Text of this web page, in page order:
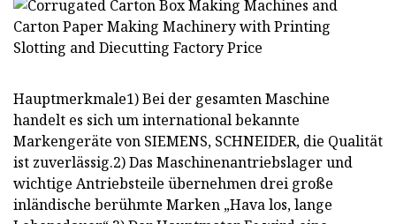
Hauptmerkmale1) Bei der gesamten Maschine
handelt es sich um international bekannte
Markengeräte von SIEMENS, SCHNEIDER, die Qualität
ist zuverlässig.2) Das Maschinenantriebslager und
wichtige Antriebsteile übernehmen drei große
inländische berühmte Marken „Hava los, lange